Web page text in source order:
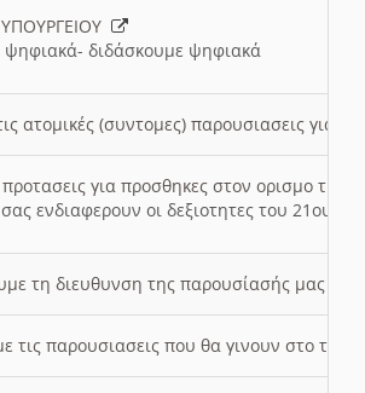
διδάσκουμε ψηφιακά
ατομικές (συντομες) παρουσιασεις για
προτασεις για προσθηκες στον ορισμο
ενδιαφερουν οι δεξιοτητες του 21ου
τη διευθυνση της παρουσίασής μας
τις παρουσιασεις που θα γινουν στο